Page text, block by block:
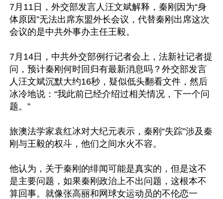
7月11日，外交部发言人汪文斌解释，秦刚因为“身
体原因”无法出席东盟外长会议，代替秦刚出席这次
会议的是中共外事办主任王毅。
7月14日，中共外交部例行记者会上，法新社记者提
问，预计秦刚何时回归有最新消息吗？外交部发言
人汪文斌沉默大约16秒，疑似低头翻看文件，然后
冰冷地说：“我此前已经介绍过相关情况，下一个问
题。”
旅澳法学家袁红冰对大纪元表示，秦刚“失踪”涉及秦
刚与王毅的权斗，他们之间水火不容。
他认为，关于秦刚的绯闻可能是真实的，但是这不
是主要问题，如果秦刚政治上不出问题，这根本不
算回事。就像张高丽和网球女运动员的不伦恋一